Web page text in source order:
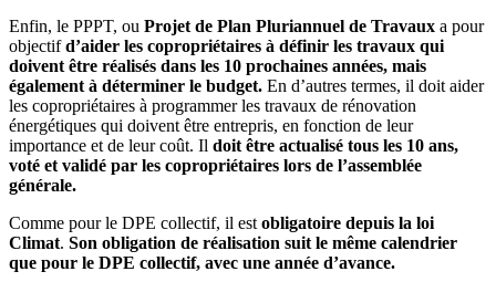
Enfin, le PPPT, ou Projet de Plan Pluriannuel de Travaux a pour
objectifd’aider les copropriétaires à définir les travaux qui
doivent être réalisés dans les 10 prochaines années, mais
également à déterminer le budget. En d’autres termes, il doit aider
les copropriétaires à programmer les travaux de rénovation
énergétiques qui doivent être entrepris, en fonction de leur
importance et de leur coût. Il doit être actualisé tous les 10 ans,
voté et validé par les copropriétaires lors de l’assemblée
générale.
Comme pour le DPE collectif, il est obligatoire depuis la loi
Climat. Son obligation de réalisation suit le même calendrier
que pour le DPE collectif, avec une année d’avance.